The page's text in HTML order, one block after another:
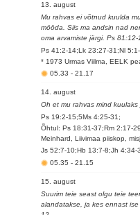
13. august
Mu rahvas ei võtnud kuulda
mööda. Siis ma andsin nad
oma arvamiste järgi. Ps 81:12-
Ps 41:2-14;Lk 23:27-31;Nl
* 1973 Urmas Viilma, EELK
05.33-21.17
14. august
Oh et mu rahvas mind
Ps 19:2-15;5Ms 4:25-31;
Õhtul: Ps 18:31-37;Rm 2:17-29
Meinhard, Liivimaa piiskop,
Js 52:7-10;Hb 13:7-8;Jh 4:34-
05.35-21.15
15. august
Suurim teie seast olgu teie
alandatakse, ja kes ennast